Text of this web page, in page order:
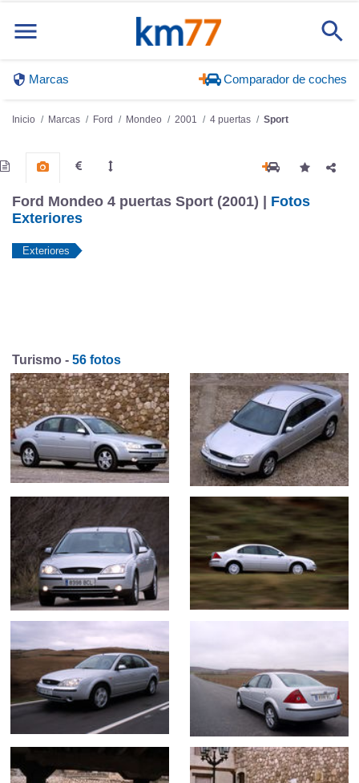
Marcas Comparador de coches
Inicio Marcas Ford Mondeo 2001 4 puertas Sport
Ford Mondeo 4 puertas Sport (2001) | Fotos
Exteriores
Exteriores
Turismo - 56 fotos